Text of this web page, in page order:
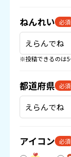
ねんれい 必須
※投稿できるのは
都道府県 必須
アイコン 必須